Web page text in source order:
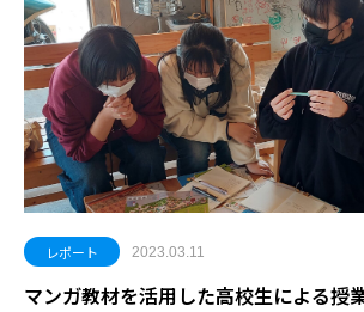
レポート 2023.03.11
マンガ教材を活用した高校生による授